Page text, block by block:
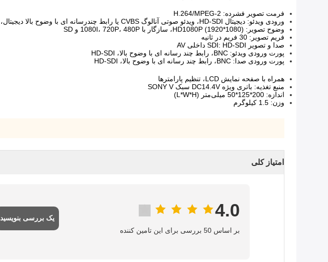
فرمت تصویر فشرده: H.264/MPEG-2
ورودی ویدئو: دیجیتال HD-SDI، ویدئو صوتی آنالوگ CVBS یا رابط چندرسانه ای با وضوح بالا دیجیتال، CVBS آنالوگ
وضوح تصویر: HD1080P (1920*1080)، سازگار با 1080I، 720P، 480P و SD
فریم تصویر: 30 فریم در ثانیه
صدا و تصویر SDI: HD-SDI داخلی AV
پورت ورودی ویدئو: BNC، رابط چند رسانه ای با وضوح بالا، HD-SDI
پورت ورودی صدا: BNC، رابط چند رسانه ای با وضوح بالا، HD-SDI
همراه با صفحه نمایش LCD، تنظیم پارامترها
منبع تغذیه: باتری ویژه DC14.4V سبک SONY V
اندازه: 200*125*50 میلی‌متر (L*W*H)
وزن: 1.5 کیلوگرم
امتیاز کلی
4.0
بر اساس 50 بررسی برای این تامین کننده
یک بررسی بنویسید